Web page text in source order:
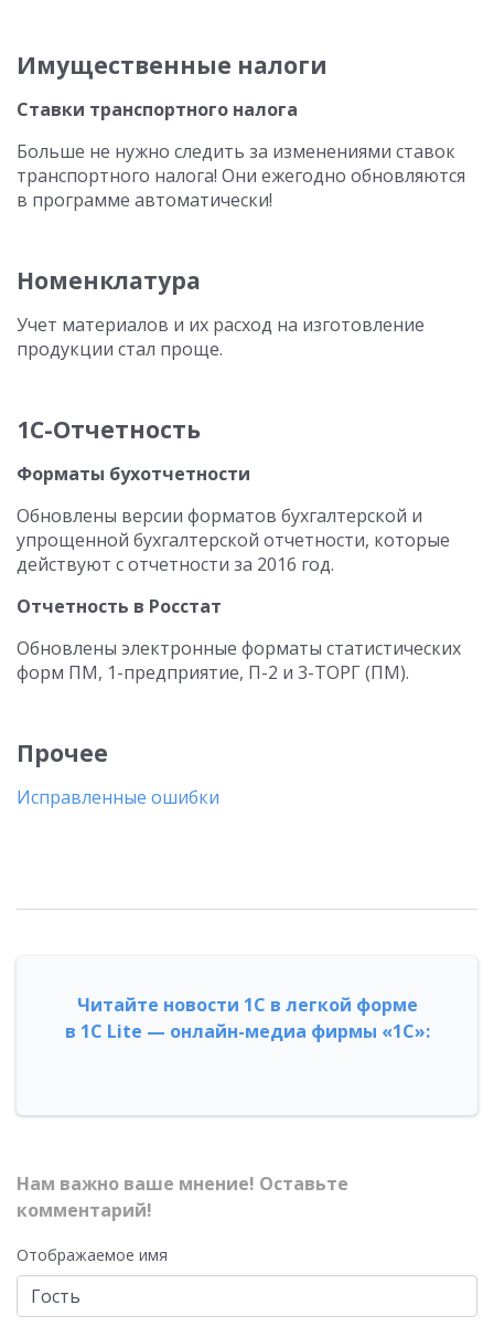
Имущественные налоги
Ставки транспортного налога
Больше не нужно следить за изменениями ставок
транспортного налога! Они ежегодно обновляются
в программе автоматически!
Номенклатура
Учет материалов и их расход на изготовление
продукции стал проще.
1С-Отчетность
Форматы бухотчетности
Обновлены версии форматов бухгалтерской и
упрощенной бухгалтерской отчетности, которые
действуют с отчетности за 2016 год.
Отчетность в Росстат
Обновлены электронные форматы статистических
форм ПМ, 1-предприятие, П-2 и 3-ТОРГ (ПМ).
Прочее
Исправленные ошибки
Читайте новости 1С в легкой форме
в 1С Lite — онлайн-медиа фирмы «1С»:
Нам важно ваше мнение! Оставьте
комментарий!
Отображаемое имя